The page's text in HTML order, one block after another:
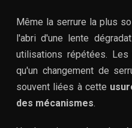
Même la serrure la plus
l'abri d'une lente
utilisations répétées.
qu'un changement de
souvent liées à cette
des mécanismes.